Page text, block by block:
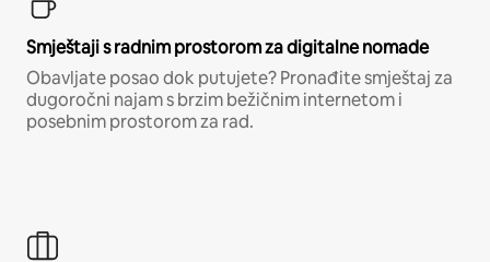
Smještaji s radnim prostorom za digitalne nomade
Obavljate posao dok putujete? Pronađite smještaj za
dugoročni najam s brzim bežičnim internetom i
posebnim prostorom za rad.